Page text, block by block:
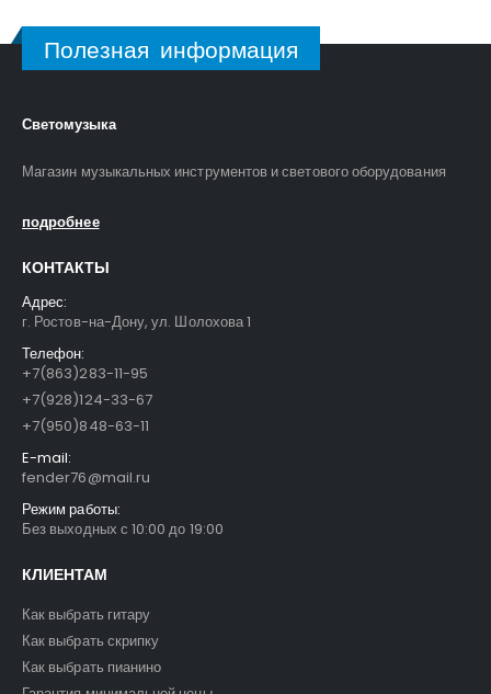
Полезная информация
Светомузыка
Магазин музыкальных инструментов и светового оборудования
подробнее
КОНТАКТЫ
Адрес:
г. Ростов-на-Дону, ул. Шолохова 1
Телефон:
+7(863)283-11-95
+7(928)124-33-67
+7(950)848-63-11
E-mail:
fender76@mail.ru
Режим работы:
Без выходных с 10:00 до 19:00
КЛИЕНТАМ
Как выбрать гитару
Как выбрать скрипку
Как выбрать пианино